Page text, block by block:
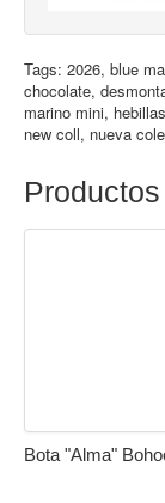
Tags: 2026, blue
chocolate,
marino mini,
new coll, nueva
Bota "Alma"